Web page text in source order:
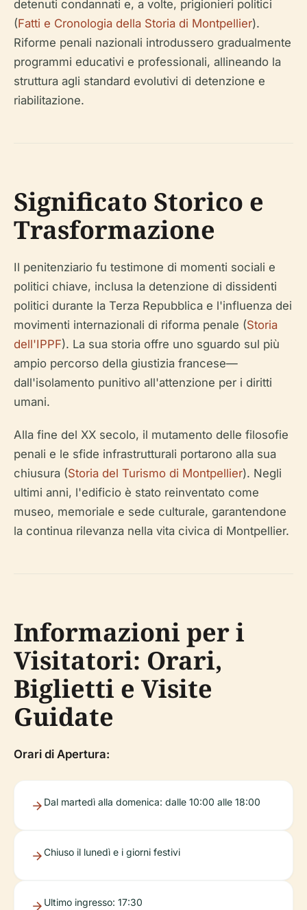
detenuti condannati e, a volte, prigionieri politici
(Fatti e Cronologia della Storia di Montpellier).
Riforme penali nazionali introdussero gradualmente
programmi educativi e professionali, allineando la
struttura agli standard evolutivi di detenzione e
riabilitazione.
Significato Storico e
Trasformazione
Il penitenziario fu testimone di momenti sociali e
politici chiave, inclusa la detenzione di dissidenti
politici durante la Terza Repubblica e l'influenza dei
movimenti internazionali di riforma penale (Storia
dell'IPPF). La sua storia offre uno sguardo sul più
ampio percorso della giustizia francese—
dall'isolamento punitivo all'attenzione per i diritti
umani.
Alla fine del XX secolo, il mutamento delle filosofie
penali e le sfide infrastrutturali portarono alla sua
chiusura (Storia del Turismo di Montpellier). Negli
ultimi anni, l'edificio è stato reinventato come
museo, memoriale e sede culturale, garantendone
la continua rilevanza nella vita civica di Montpellier.
Informazioni per i
Visitatori: Orari,
Biglietti e Visite
Guidate
Orari di Apertura:
Dal martedì alla domenica: dalle 10:00 alle 18:00
Chiuso il lunedì e i giorni festivi
Ultimo ingresso: 17:30